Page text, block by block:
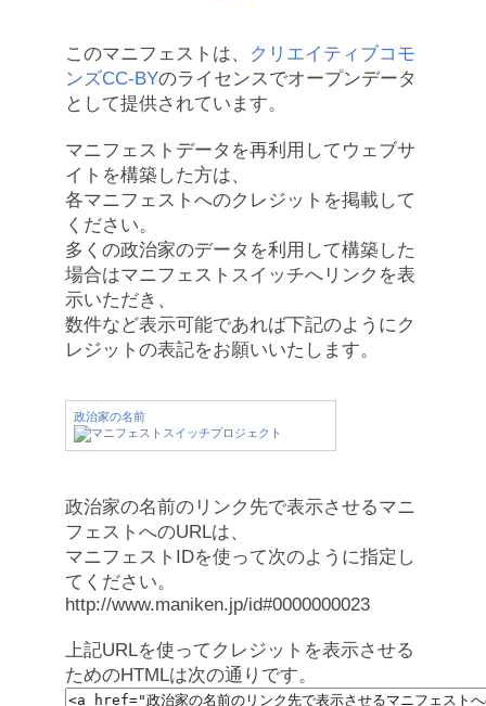
このマニフェストは、
クリエイティブコモ
ンズCC-BYのライセンスでオープンデータ
として提供されています。
マニフェストデータを再利用してウェブサ
イトを構築した方は、
各マニフェストへのクレジットを掲載して
ください。
多くの政治家のデータを利用して構築した
場合はマニフェストスイッチへリンクを表
示いただき、
数件など表示可能であれば下記のようにク
レジットの表記をお願いいたします。
政治家の名前
政治家の名前のリンク先で表示させるマニ
フェストへのURLは、
マニフェストIDを使って次のように指定し
てください。
http://www.maniken.jp/id#0000000023
上記URLを使ってクレジットを表示させる
ためのHTMLは次の通りです。